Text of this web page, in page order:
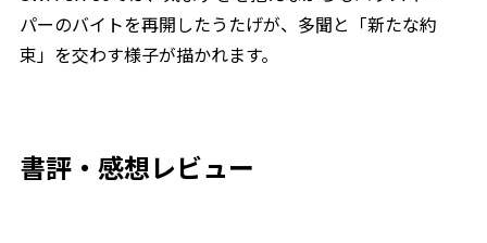
パーのバイトを再開したうたげが、多聞と「新たな約
束」を交わす様子が描かれます。
書評・感想レビュー